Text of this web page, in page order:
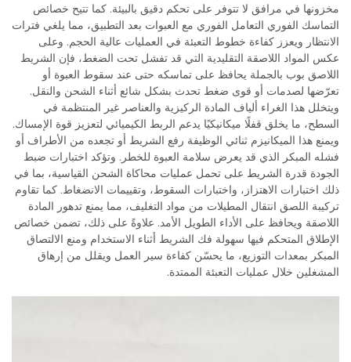
مخزونها في مرافق لا تتوفر على تحكم دقيق بالبيئة. كما تتيح خصائص
التماسك الفوري التعامل الفوري مع العبوات بعد التطبيق، مما يلغي فترات
الانتظار ويعزز كفاءة خطوط التعبئة في العمليات عالية الحجم. وعلى
عكس المواد اللاصقة التقليدية التي قد تفشل تحت الضغط، فإن الشريط
اللاصق بوب بالجملة يحافظ على تماسكه حتى عند سقوط العبوة أو
تعرّضها لصدمات أو قوى ضغط تحدث بشكل شائع أثناء الشحن والنقل.
ويتخلل هذا الغراء ألياف المادة الركيزية والعناصر غير المنتظمة في
السطح، ما يخلق قفلًا ميكانيكيًا يدعم الربط الكيميائي لتعزيز قوة الإمساك.
ويمنع هذا الميكانيزم ثنائي الوظيفة رفع الشريط أو تجعده من الأطراف أو
فشله المبكر الذي قد يعرض سلامة العبوة للخطر. وتؤكد اختبارات ضبط
الجودة قدرة الشريط على تحمل عمليات محاكاة الشحن القياسية، بما في
ذلك اختبارات الاهتزاز، واختبارات السقوط، وتقييمات الانضغاط. كما تقاوم
تركيبة اللصق انتقال المطيلات من مواد التغليف، مما يمنع تدهور المادة
اللاصقة ويحافظ على الأداء الطويل الأمد. علاوةً على ذلك، تضمن خصائص
الإطلاق المتحكم فيها سهولة فك الشريط أثناء الاستخدام ومنع الالتصاق
المبكر بمعدات التوزيع، ما يحسّن كفاءة سير العمل ويقلل من إرهاق
المشغلين خلال عمليات التعبئة الممتدة.